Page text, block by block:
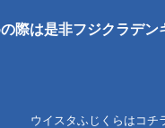
際は是非フジクラデ
ウイスタふじくらはコチ